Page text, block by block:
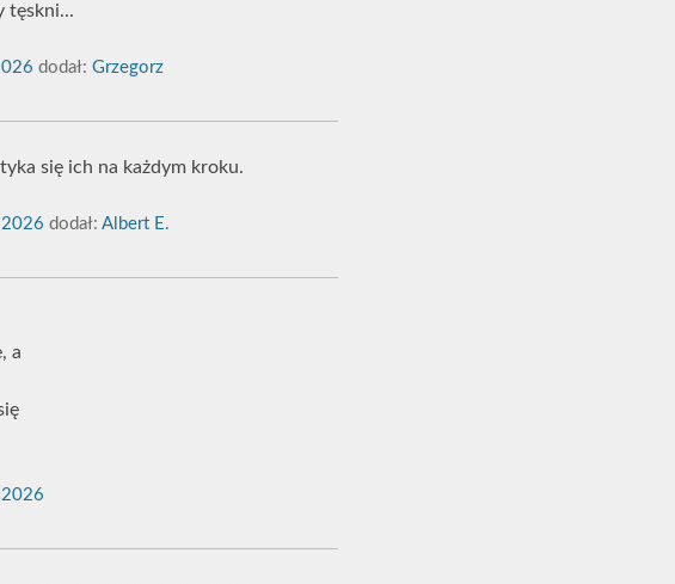
tęskni...
dodał: Grzegorz
się ich na każdym kroku.
dodał: Albert E.
a